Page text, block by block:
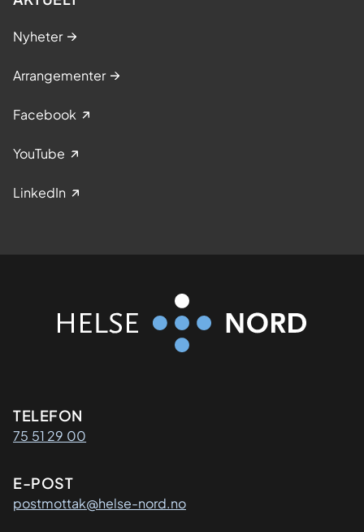
Nyheter
Arrangementer
Facebook
YouTube
LinkedIn
Kontaktinformasjon
TELEFON
75 51 29 00
E-POST
postmottak@helse-nord.no